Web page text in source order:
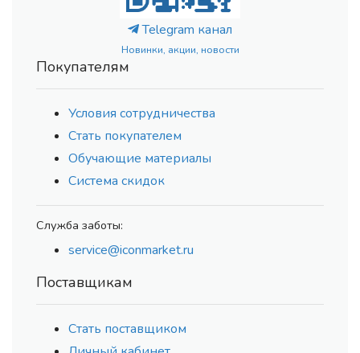
Telegram канал
Новинки, акции, новости
Покупателям
Условия сотрудничества
Стать покупателем
Обучающие материалы
Система скидок
Служба заботы:
service@iconmarket.ru
Поставщикам
Стать поставщиком